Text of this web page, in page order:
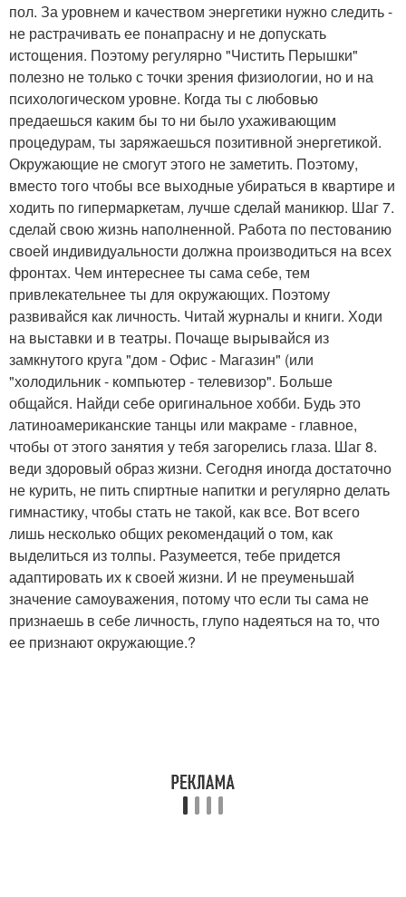
пол. За уровнем и качеством энергетики нужно следить -
не растрачивать ее понапрасну и не допускать
истощения. Поэтому регулярно "Чистить Перышки"
полезно не только с точки зрения физиологии, но и на
психологическом уровне. Когда ты с любовью
предаешься каким бы то ни было ухаживающим
процедурам, ты заряжаешься позитивной энергетикой.
Окружающие не смогут этого не заметить. Поэтому,
вместо того чтобы все выходные убираться в квартире и
ходить по гипермаркетам, лучше сделай маникюр. Шаг 7.
сделай свою жизнь наполненной. Работа по пестованию
своей индивидуальности должна производиться на всех
фронтах. Чем интереснее ты сама себе, тем
привлекательнее ты для окружающих. Поэтому
развивайся как личность. Читай журналы и книги. Ходи
на выставки и в театры. Почаще вырывайся из
замкнутого круга "дом - Офис - Магазин" (или
"холодильник - компьютер - телевизор". Больше
общайся. Найди себе оригинальное хобби. Будь это
латиноамериканские танцы или макраме - главное,
чтобы от этого занятия у тебя загорелись глаза. Шаг 8.
веди здоровый образ жизни. Сегодня иногда достаточно
не курить, не пить спиртные напитки и регулярно делать
гимнастику, чтобы стать не такой, как все. Вот всего
лишь несколько общих рекомендаций о том, как
выделиться из толпы. Разумеется, тебе придется
адаптировать их к своей жизни. И не преуменьшай
значение самоуважения, потому что если ты сама не
признаешь в себе личность, глупо надеяться на то, что
ее признают окружающие.?